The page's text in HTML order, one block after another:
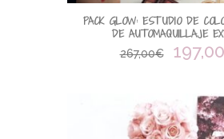
PACK GLOW: ESTUDIO DE
DE AUTOMAQUILLAJE
267,00€ 197,00